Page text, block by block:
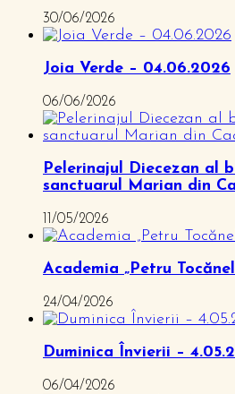
30/06/2026
Joia Verde – 04.06.2026
06/06/2026
Pelerinajul Diecezan al
sanctuarul Marian din
11/05/2026
Academia „Petru
24/04/2026
Duminica Învierii –
06/04/2026